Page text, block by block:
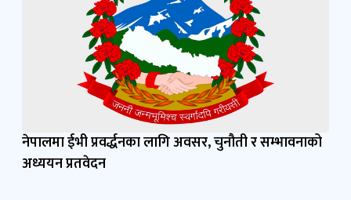
नेपालमा ईभी प्रवर्द्धनका लागि अवसर, चुनौती र सम्भावनाको
अध्ययन प्रतवेदन